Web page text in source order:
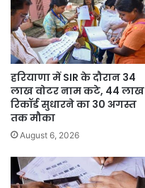
रही
किश्ती
हरियाणा में SIR के दौरान 34
लाख वोटर नाम कटे, 44 लाख
रिकॉर्ड सुधारने का 30 अगस्त
तक मौका
August 6, 2026